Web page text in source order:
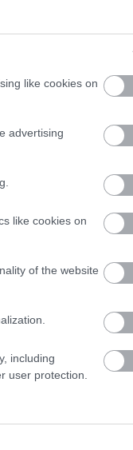
like cookies on
advertising
like cookies on
of the website
including
user protection.